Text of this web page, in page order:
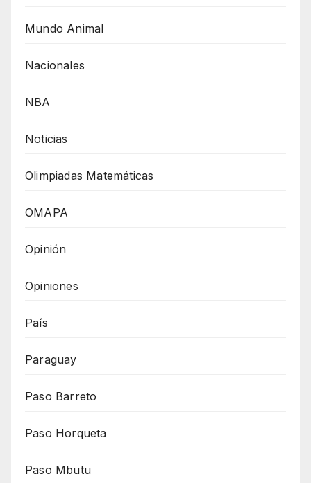
Mundo Animal
Nacionales
NBA
Noticias
Olimpiadas Matemáticas
OMAPA
Opinión
Opiniones
País
Paraguay
Paso Barreto
Paso Horqueta
Paso Mbutu